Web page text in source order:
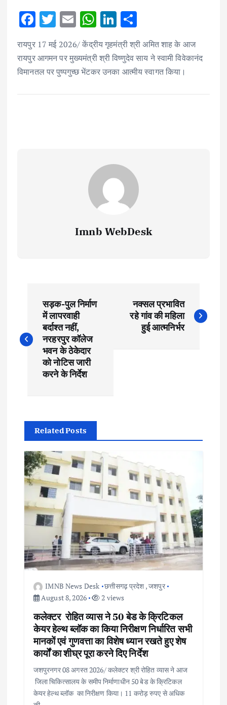
F
e
b
o
T
w
it
te
r
E
m
ai
l
W
h
at
s
p
Li
n
k
e
n
h
ar
e
रायपुर 17 मई 2026/ केंद्रीय गृहमंत्री श्री अमित शाह के आज
रायपुर आगमन पर मुख्यमंत्री श्री विष्णुदेव साय ने स्वामी विवेकानंद
विमानतल पर पुष्पगुच्छ भेंटकर उनका आत्मीय स्वागत किया।
Imnb WebDesk
s
a
v
g
a
t
सड़क-पुल निर्माण
में लापरवाही
बर्दाश्त नहीं,
नरहरपुर कॉलेज
भवन के ठेकेदार
को नोटिस जारी
करने के निर्देश
नक्सल प्रभावित
रहे गांव की महिला
हुई आत्मनिर्भर
Related Posts
IMNB News Desk छत्तीसगढ़ प्रदेश ,जशपुर
August 8, 2026
2 views
कलेक्टर रोहित व्यास ने 50 बेड के क्रिटिकल
केयर हेल्थ ब्लॉक का किया निरीक्षण निर्धारित सभी
मानकों एवं गुणवत्ता का विशेष ध्यान रखते हुए शेष
कार्यों का शीघ्र पूरा करने दिए निर्देश
जशपुरनगर 08 अगस्त 2026/ कलेक्टर श्री रोहित व्यास ने आज
जिला चिकित्सालय के समीप निर्माणाधीन 50 बेड के क्रिटिकल
केयर हेल्थ ब्लॉक का निरीक्षण किया। 11 करोड़ रुपए से अधिक